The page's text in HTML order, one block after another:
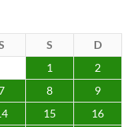
S
D
1
2
8
9
15
16